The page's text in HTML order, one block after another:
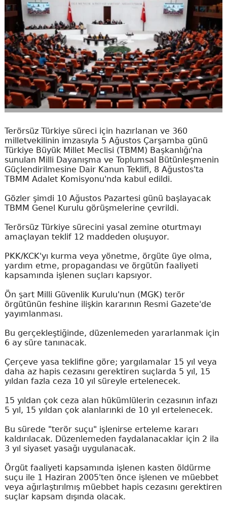
Terörsüz Türkiye süreci için hazırlanan ve 360
milletvekilinin imzasıyla 5 Ağustos Çarşamba günü
Türkiye Büyük Millet Meclisi (TBMM) Başkanlığı'na
sunulan Milli Dayanışma ve Toplumsal Bütünleşmenin
Güçlendirilmesine Dair Kanun Teklifi, 8 Ağustos'ta
TBMM Adalet Komisyonu'nda kabul edildi.
Gözler şimdi 10 Ağustos Pazartesi günü başlayacak
TBMM Genel Kurulu görüşmelerine çevrildi.
Terörsüz Türkiye sürecini yasal zemine oturtmayı
amaçlayan teklif 12 maddeden oluşuyor.
PKK/KCK'yı kurma veya yönetme, örgüte üye olma,
yardım etme, propagandası ve örgütün faaliyeti
kapsamında işlenen suçları kapsıyor.
Ön şart Milli Güvenlik Kurulu'nun (MGK) terör
örgütünün feshine ilişkin kararının Resmi Gazete'de
yayımlanması.
Bu gerçekleştiğinde, düzenlemeden yararlanmak için
6 ay süre tanınacak.
Çerçeve yasa teklifine göre; yargılamalar 15 yıl veya
daha az hapis cezasını gerektiren suçlarda 5 yıl, 15
yıldan fazla ceza 10 yıl süreyle ertelenecek.
15 yıldan çok ceza alan hükümlülerin cezasının infazı
5 yıl, 15 yıldan çok alanlarınki de 10 yıl ertelenecek.
Bu sürede "terör suçu" işlenirse erteleme kararı
kaldırılacak. Düzenlemeden faydalanacaklar için 2 ila
3 yıl siyaset yasağı uygulanacak.
Örgüt faaliyeti kapsamında işlenen kasten öldürme
suçu ile 1 Haziran 2005'ten önce işlenen ve müebbet
veya ağırlaştırılmış müebbet hapis cezasını gerektiren
suçlar kapsam dışında olacak.